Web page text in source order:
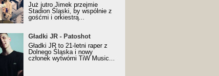
Już jutro Jimek przejmie
Stadion Śląski, by wspólnie z
gośćmi i orkiestrą...
JR - Patoshot
Gładki JR - Patoshot
Gładki JR to 21-letni raper z
Dolnego Śląska i nowy
członek wytwórni TiW Music...